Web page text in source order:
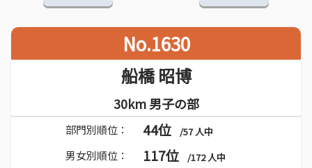
No.1630
船橋 昭博
30km 男子の部
部門別順位： 44位 /57 人中
男女別順位： 117位 /172 人中